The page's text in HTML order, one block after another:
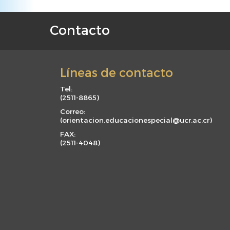
FContacto
Líneas de contacto
Tel:
(2511-8865)
Correo:
(orientacion.educacionespecial@ucr.ac.cr)
FAX:
(2511-4048)